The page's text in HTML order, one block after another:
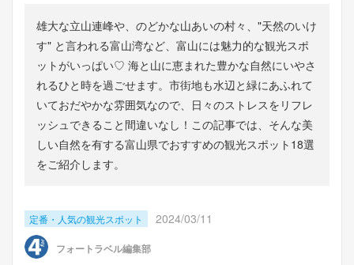
雄大な立山連峰や、のどかな山あいの村々、"天然のいけ
す" と言われる富山湾など、富山には魅力的な観光スポ
ットがいっぱい♡ 海と山に恵まれた豊かな自然にいやさ
れるひと時を過ごせます。市街地も水辺と緑にあふれて
いておだやかな雰囲気なので、日々のストレスをリフレ
ッシュできること間違いなし！この記事では、そんな美
しい自然を有する富山県でおすすめの観光スポット18選
をご紹介します。
定番・人気の観光スポット 2024/03/11
フォートラベル編集部